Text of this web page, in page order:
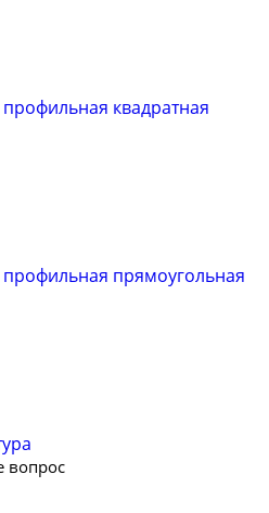
квадратная
профильная прямоугольная
вопрос